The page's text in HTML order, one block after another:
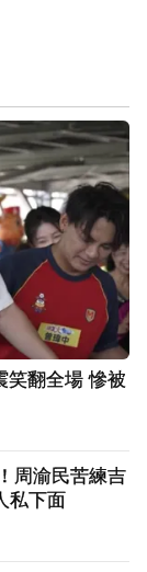
笑翻全場 慘被
周渝民苦練吉
私下面